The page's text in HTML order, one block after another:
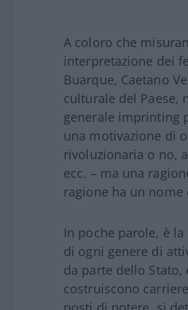
A coloro che
interpretazione dei
Buarque, Caetano
culturale del Paese,
generale imprinting
una motivazione di
rivoluzionaria o no,
ecc. – ma una
ragione ha un nome
In poche parole, è
di ogni genere di
da parte dello Stato,
costruiscono